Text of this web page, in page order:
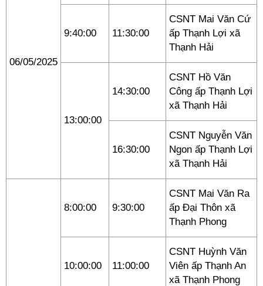
06/05/2025
9:40:00 11:30:00
CSNT Mai Văn Cứ
ấp Thạnh Lợi xã
Thạnh Hải
13:00:00
14:30:00
CSNT Hồ Văn
Công ấp Thạnh Lợi
xã Thạnh Hải
16:30:00
CSNT Nguyễn Văn
Ngon ấp Thạnh Lợi
xã Thạnh Hải
8:00:00 9:30:00
CSNT Mai Văn Ra
ấp Đại Thôn xã
Thạnh Phong
10:00:00 11:00:00
CSNT Huỳnh Văn
Viên ấp Thạnh An
xã Thạnh Phong